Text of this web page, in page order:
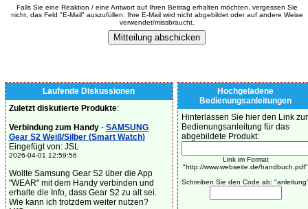
Falls Sie eine Reaktion / eine Antwort auf Ihren Beitrag erhalten möchten, vergessen Sie
nicht, das Feld "E-Mail" auszufüllen. Ihre E-Mail wird nicht abgebildet oder auf andere Weise
verwendet/missbraucht.
Laufende Diskussionen
Zuletzt diskutierte Produkte:
Verbindung zum Handy- SAMSUNG
Gear S2 Weiß/Silber (Smart Watch)
Eingefügt von: JSL
2026-04-01 12:59:56
Wollte Samsung Gear S2 über die App
"WEAR" mit dem Handy verbinden und
erhalte die Info, dass Gear S2 zu alt sei.
Wie kann ich trotzdem weiter nutzen?
Hochgeladene
Bedienungsanleitungen
Hinterlassen Sie hier den Link zur
Bedienungsanleitung für das
abgebildete Produkt:
Link im Format
"http://www.webseite.de/handbuch.pdf"
Schreiben Sie den Code ab: